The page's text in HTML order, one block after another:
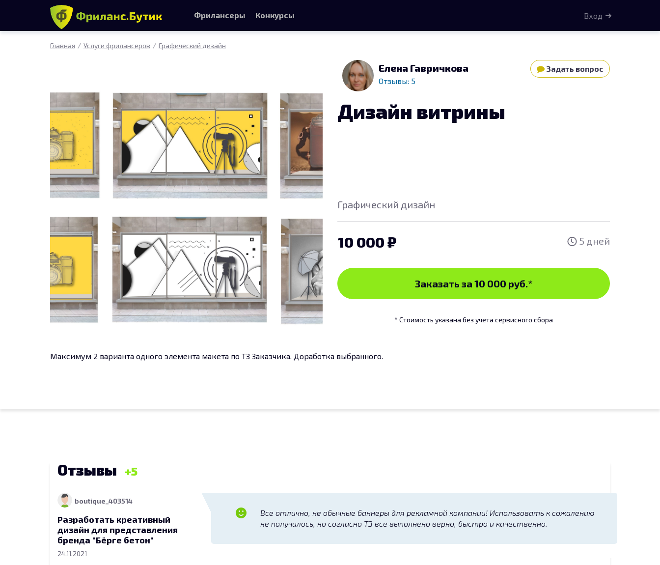
Главная Услуги фрилансеров Графический дизайн
Задать вопрос
Елена Гавричкова
Отзывы: 5
Дизайн витрины
Графический дизайн
10 000 5 дней
Заказать за 10 000 руб.*
* Стоимость указана без учета сервисного сбора
Максимум 2 варианта одного элемента макета по ТЗ Заказчика. Доработка выбранного.
Отзывы 5
boutique_403514
Разработать креативный
дизайн для представления
бренда "Бёрге бетон"
24.11.2021
Все отлично, не обычные баннеры для рекламной компании! Использовать к сожалению
не получилось, но согласно ТЗ все выполнено верно, быстро и качественно.
Фрилансеры Конкурсы Вход